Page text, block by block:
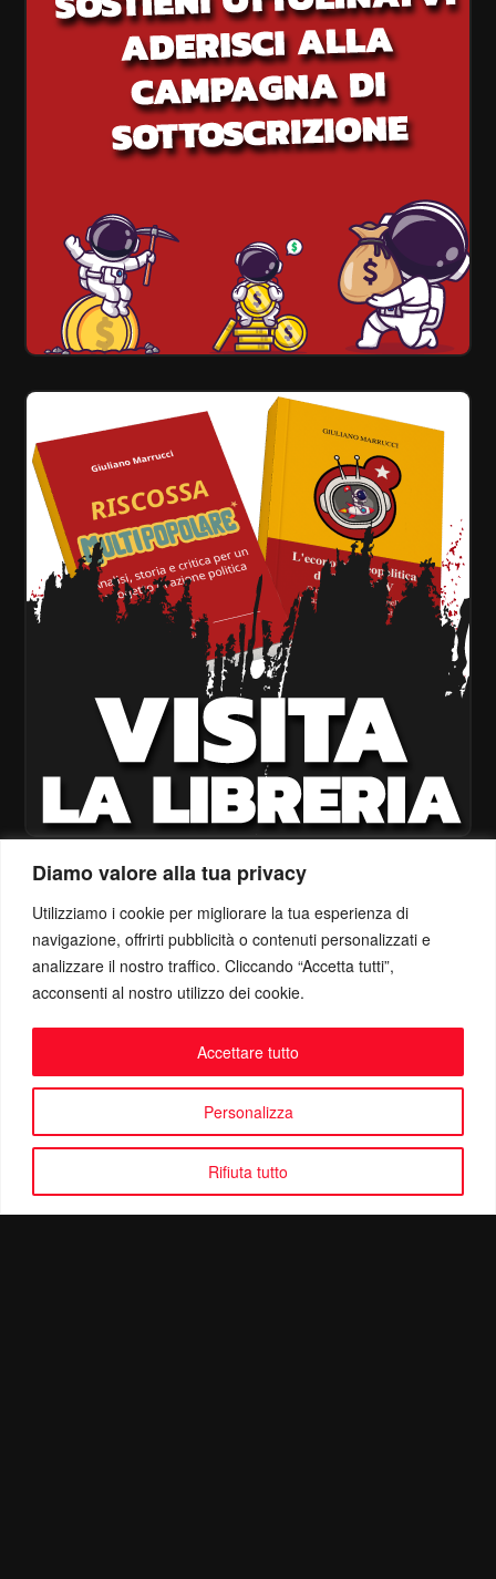
Diamo valore alla tua privacy
Utilizziamo i cookie per migliorare la tua esperienza di
navigazione, offrirti pubblicità o contenuti personalizzati e
analizzare il nostro traffico. Cliccando “Accetta tutti”,
acconsenti al nostro utilizzo dei cookie.
Personalizza
Rifiuta tutto
Accettare tutto